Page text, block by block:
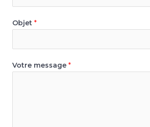
Objet *
Votre message *